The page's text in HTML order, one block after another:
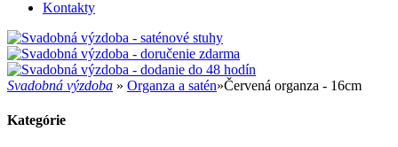
Kontakty
Svadobná výzdoba » Organza a satén»Červená organza - 16cm
Kategórie